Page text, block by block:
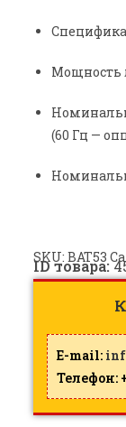
Мощность
(60 Гц —
SKU:BAT53
ID товара:
E-mail:
Телефон: